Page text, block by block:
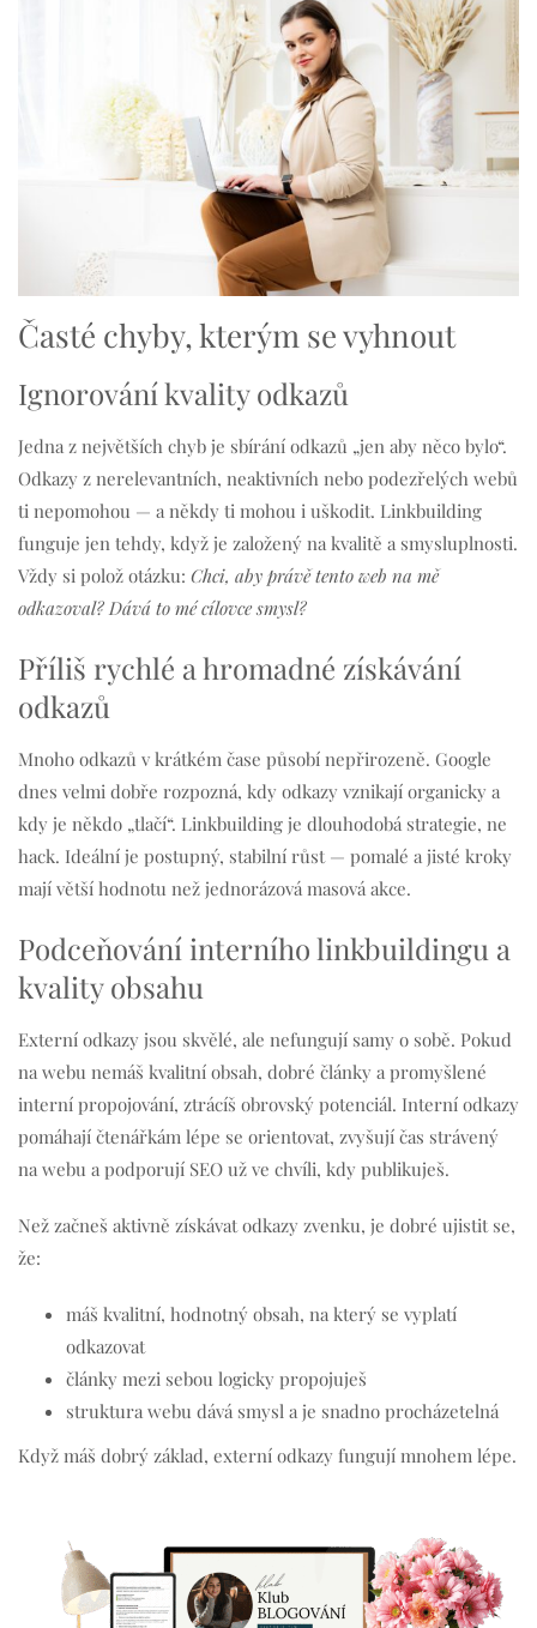
Časté chyby, kterým se vyhnout
Ignorování kvality odkazů
Jedna z největších chyb je sbírání odkazů „jen aby něco bylo“.
Odkazy z nerelevantních, neaktivních nebo podezřelých webů
ti nepomohou — a někdy ti mohou i uškodit. Linkbuilding
funguje jen tehdy, když je založený na kvalitě a smysluplnosti.
Vždy si polož otázku: Chci, aby právě tento web na mě
odkazoval? Dává to mé cílovce smysl?
Příliš rychlé a hromadné získávání
odkazů
Mnoho odkazů v krátkém čase působí nepřirozeně. Google
dnes velmi dobře rozpozná, kdy odkazy vznikají organicky a
kdy je někdo „tlačí“. Linkbuilding je dlouhodobá strategie, ne
hack. Ideální je postupný, stabilní růst — pomalé a jisté kroky
mají větší hodnotu než jednorázová masová akce.
Podceňování interního linkbuildingu a
kvality obsahu
Externí odkazy jsou skvělé, ale nefungují samy o sobě. Pokud
na webu nemáš kvalitní obsah, dobré články a promyšlené
interní propojování, ztrácíš obrovský potenciál. Interní odkazy
pomáhají čtenářkám lépe se orientovat, zvyšují čas strávený
na webu a podporují SEO už ve chvíli, kdy publikuješ.
Než začneš aktivně získávat odkazy zvenku, je dobré ujistit se,
že:
máš kvalitní, hodnotný obsah, na který se vyplatí
odkazovat
články mezi sebou logicky propojuješ
struktura webu dává smysl a je snadno procházetelná
Když máš dobrý základ, externí odkazy fungují mnohem lépe.